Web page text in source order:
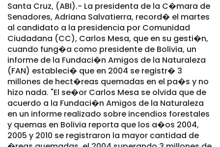
Santa Cruz, (ABI).- La presidenta de la C�mara de
Senadores, Adriana Salvatierra, record� el martes
al candidato a la presidencia por Comunidad
Ciudadana (CC), Carlos Mesa, que en su gesti�n,
cuando fung�a como presidente de Bolivia, un
informe de la Fundaci�n Amigos de la Naturaleza
(FAN) estableci� que en 2004 se registr� 3
millones de hect�reas quemadas en el pa�s y no
hizo nada. "El se�or Carlos Mesa se olvida que de
acuerdo a la Fundaci�n Amigos de la Naturaleza
en un informe realizado sobre incendios forestales
y quemas en Bolivia reporta que los a�os 2004,
2005 y 2010 se registraron la mayor cantidad de